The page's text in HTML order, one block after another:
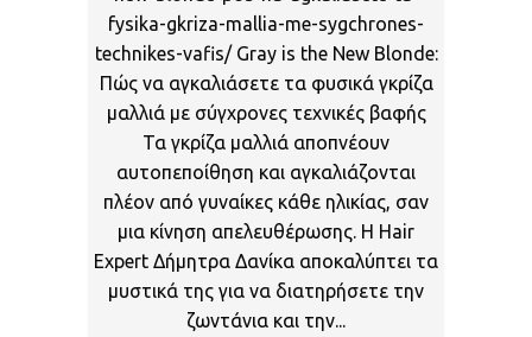
fysika-gkriza-mallia-me-sygchrones-
technikes-vafis/ Gray is the New Blonde:
Πώς να αγκαλιάσετε τα φυσικά γκρίζα
μαλλιά με σύγχρονες τεχνικές βαφής
Τα γκρίζα μαλλιά αποπνέουν
αυτοπεποίθηση και αγκαλιάζονται
πλέον από γυναίκες κάθε ηλικίας, σαν
μια κίνηση απελευθέρωσης. Η Hair
Expert Δήμητρα Δανίκα αποκαλύπτει τα
μυστικά της για να διατηρήσετε την
ζωντάνια και την...